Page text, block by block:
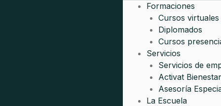
Formaciones
Cursos virtuales
Diplomados
Cursos
Servicios
Servicios de
Activat Bienestar
Asesoría
La Escuela